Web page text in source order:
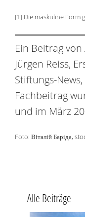
[1] Die maskuline Form
Ein Beitrag
Jürgen Reiss,
Stiftungs-
Fachbeitrag
und im März
Foto: Віталій Баріда,
Alle Beiträge